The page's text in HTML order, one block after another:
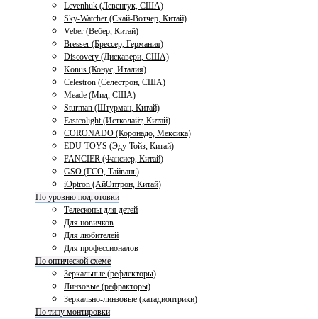
Levenhuk (Левенгук, США)
Sky-Watcher (Скай-Вотчер, Китай)
Veber (Вебер, Китай)
Bresser (Брессер, Германия)
Discovery (Дискавери, США)
Konus (Конус, Италия)
Celestron (Селестрон, США)
Meade (Мид, США)
Sturman (Штурман, Китай)
Eastcolight (Истколайт, Китай)
CORONADO (Коронадо, Мексика)
EDU-TOYS (Эду-Тойз, Китай)
FANCIER (Фансиер, Китай)
GSO (ГСО, Тайвань)
iOptron (АйОптрон, Китай)
По уровню подготовки
Телескопы для детей
Для новичков
Для любителей
Для профессионалов
По оптической схеме
Зеркальные (рефлекторы)
Линзовые (рефракторы)
Зеркально-линзовые (катадиоптрики)
По типу монтировки